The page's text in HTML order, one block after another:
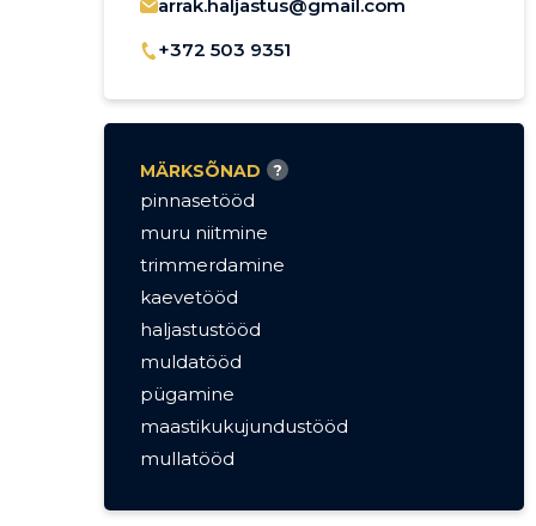
arrak.haljastus@gmail.com
+372 503 9351
MÄRKSÕNAD ?
pinnasetööd
muru niitmine
trimmerdamine
kaevetööd
haljastustööd
muldatööd
pügamine
maastikukujundustööd
mullatööd